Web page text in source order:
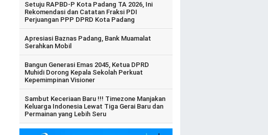
Setuju RAPBD-P Kota Padang TA 2026, Ini
Rekomendasi dan Catatan Fraksi PDI
Perjuangan PPP DPRD Kota Padang
Apresiasi Baznas Padang, Bank Muamalat
Serahkan Mobil
Bangun Generasi Emas 2045, Ketua DPRD
Muhidi Dorong Kepala Sekolah Perkuat
Kepemimpinan Visioner
Sambut Keceriaan Baru !!! Timezone Manjakan
Keluarga Indonesia Lewat Tiga Gerai Baru dan
Permainan yang Lebih Seru